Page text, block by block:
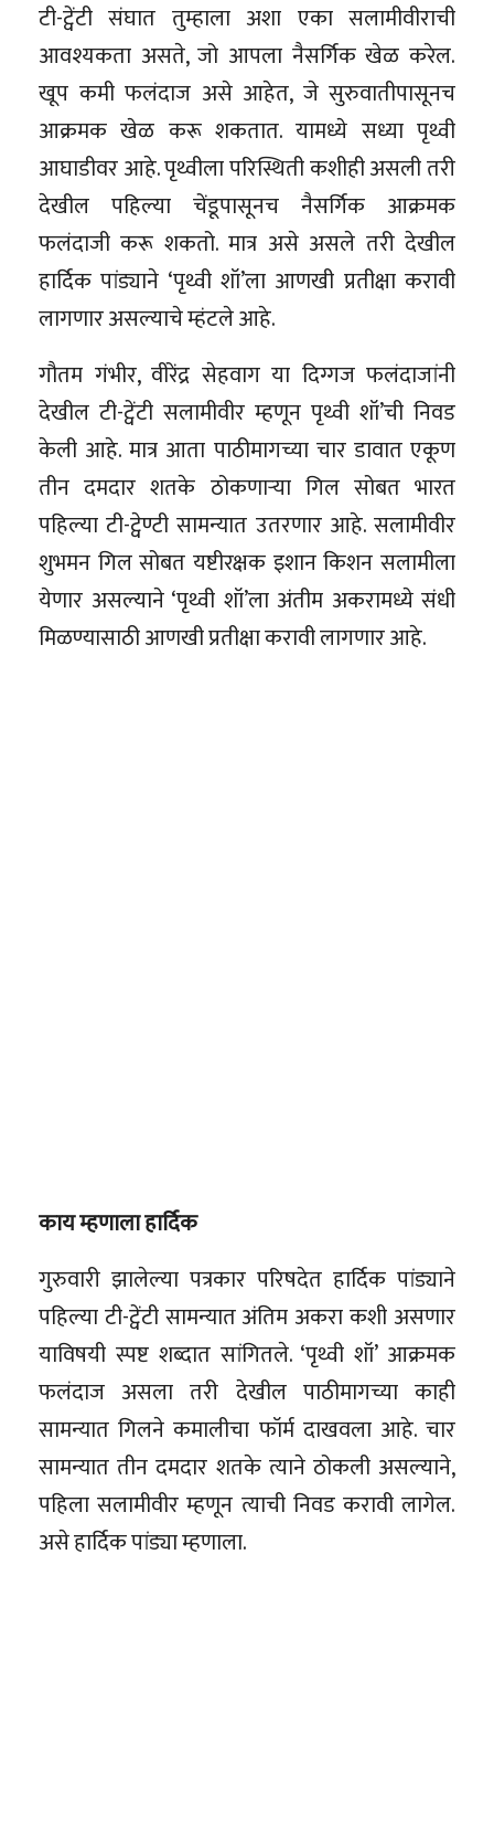
टी-ट्वेंटी संघात तुम्हाला अशा एका सलामीवीराची
आवश्यकता असते, जो आपला नैसर्गिक खेळ करेल.
खूप कमी फलंदाज असे आहेत, जे सुरुवातीपासूनच
आक्रमक खेळ करू शकतात. यामध्ये सध्या पृथ्वी
आघाडीवर आहे. पृथ्वीला परिस्थिती कशीही असली तरी
देखील पहिल्या चेंडूपासूनच नैसर्गिक आक्रमक
फलंदाजी करू शकतो. मात्र असे असले तरी देखील
हार्दिक पांड्याने ‘पृथ्वी शॉ’ला आणखी प्रतीक्षा करावी
लागणार असल्याचे म्हंटले आहे.
गौतम गंभीर, वीरेंद्र सेहवाग या दिग्गज फलंदाजांनी
देखील टी-ट्वेंटी सलामीवीर म्हणून पृथ्वी शॉ’ची निवड
केली आहे. मात्र आता पाठीमागच्या चार डावात एकूण
तीन दमदार शतके ठोकणाऱ्या गिल सोबत भारत
पहिल्या टी-ट्वेण्टी सामन्यात उतरणार आहे. सलामीवीर
शुभमन गिल सोबत यष्टीरक्षक इशान किशन सलामीला
येणार असल्याने ‘पृथ्वी शॉ’ला अंतीम अकरामध्ये संधी
मिळण्यासाठी आणखी प्रतीक्षा करावी लागणार आहे.
काय म्हणाला हार्दिक
गुरुवारी झालेल्या पत्रकार परिषदेत हार्दिक पांड्याने
पहिल्या टी-ट्वेंटी सामन्यात अंतिम अकरा कशी असणार
याविषयी स्पष्ट शब्दात सांगितले. ‘पृथ्वी शॉ’ आक्रमक
फलंदाज असला तरी देखील पाठीमागच्या काही
सामन्यात गिलने कमालीचा फॉर्म दाखवला आहे. चार
सामन्यात तीन दमदार शतके त्याने ठोकली असल्याने,
पहिला सलामीवीर म्हणून त्याची निवड करावी लागेल.
असे हार्दिक पांड्या म्हणाला.